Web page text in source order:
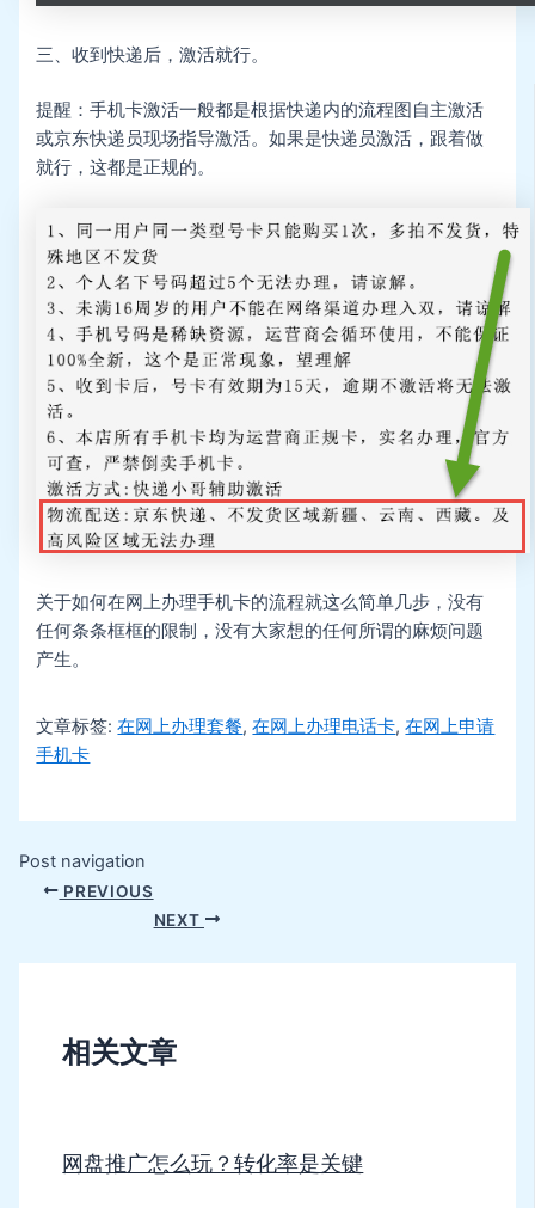
三、收到快递后，激活就行。
提醒：手机卡激活一般都是根据快递内的流程图自主激活
或京东快递员现场指导激活。如果是快递员激活，跟着做
就行，这都是正规的。
关于如何在网上办理手机卡的流程就这么简单几步，没有
任何条条框框的限制，没有大家想的任何所谓的麻烦问题
产生。
文章标签:在网上办理套餐,在网上办理电话卡,在网上申请
手机卡
Post navigation
PREVIOUS
NEXT
相关文章
网盘推广怎么玩？转化率是关键